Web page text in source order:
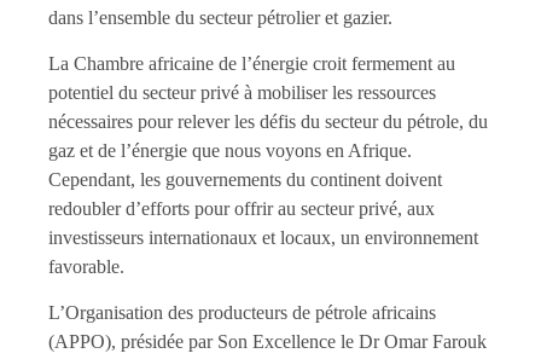
dans l’ensemble du secteur pétrolier et gazier.
La Chambre africaine de l’énergie croit fermement au
potentiel du secteur privé à mobiliser les ressources
nécessaires pour relever les défis du secteur du pétrole, du
gaz et de l’énergie que nous voyons en Afrique.
Cependant, les gouvernements du continent doivent
redoubler d’efforts pour offrir au secteur privé, aux
investisseurs internationaux et locaux, un environnement
favorable.
L’Organisation des producteurs de pétrole africains
(APPO), présidée par Son Excellence le Dr Omar Farouk